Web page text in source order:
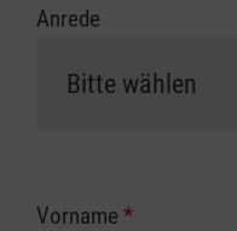
Anrede
Vorname *